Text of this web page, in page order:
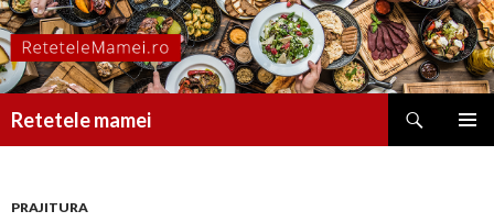
Retetele mamei
PRAJITURA